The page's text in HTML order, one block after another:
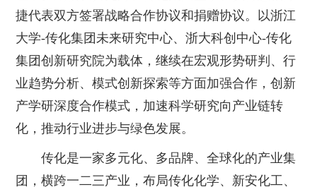
捷代表双方签署战略合作协议和捐赠协议。以浙江
大学-传化集团未来研究中心、浙大科创中心-传化
集团创新研究院为载体，继续在宏观形势研判、行
业趋势分析、模式创新探索等方面加强合作，创新
产学研深度合作模式，加速科学研究向产业链转
化，推动行业进步与绿色发展。
传化是一家多元化、多品牌、全球化的产业集
团，横跨一二三产业，布局传化化学、新安化工、